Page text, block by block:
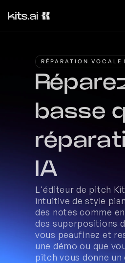
RÉPARATION VOCALE
basse
IA
L'éditeur de pitch
intuitive de style
des notes comme
des superpositions
vous peaufinez et
une démo ou que
pitch vous donne